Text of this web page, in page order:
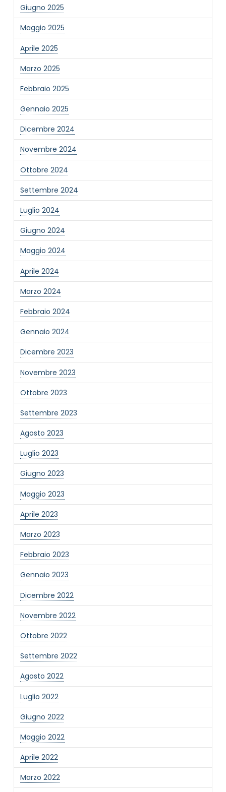
Giugno 2025
Maggio 2025
Aprile 2025
Marzo 2025
Febbraio 2025
Gennaio 2025
Dicembre 2024
Novembre 2024
Ottobre 2024
Settembre 2024
Luglio 2024
Giugno 2024
Maggio 2024
Aprile 2024
Marzo 2024
Febbraio 2024
Gennaio 2024
Dicembre 2023
Novembre 2023
Ottobre 2023
Settembre 2023
Agosto 2023
Luglio 2023
Giugno 2023
Maggio 2023
Aprile 2023
Marzo 2023
Febbraio 2023
Gennaio 2023
Dicembre 2022
Novembre 2022
Ottobre 2022
Settembre 2022
Agosto 2022
Luglio 2022
Giugno 2022
Maggio 2022
Aprile 2022
Marzo 2022
NOME STRUTTURA*
MAIL REFERENTE*
MOTIVO DEL CONTATTO*
Informativa Privacy
Ho preso visione dell'informativa privacy
Privacy Policy completa
Newsletter
Desidero rimanere aggiornato sulle ultime
novità dell'Associazione tramite l'iscrizione alla
newsletter
Invia